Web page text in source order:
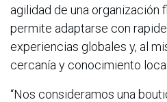
agilidad de una organización
permite adaptarse con
experiencias globales y, al
cercanía y conocimiento
“Nos consideramos una